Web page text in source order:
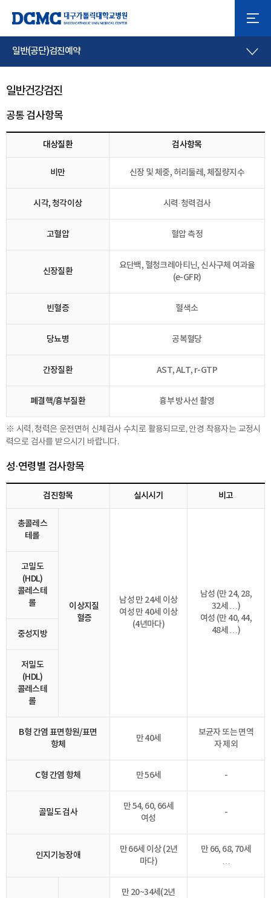
일반(공단)검진예약
일반건강검진
공통 검사항목
대상질환 검사항목
비만 신장 및 체중, 허리둘레, 체질량지수
시각, 청각이상 시력·청력검사
고혈압 혈압 측정
신장질환
요단백, 혈청크레아티닌, 신사구체 여과율
(e-GFR)
빈혈증 혈색소
당뇨병 공복혈당
간장질환 AST, ALT, r-GTP
폐결핵/흉부질환 흉부 방사선 촬영
※ 시력, 청력은 운전면허 신체검사 수치로 활용되므로, 안경 착용자는 교정시
력으로 검사를 받으시기 바랍니다.
성·연령별 검사항목
검진항목 실시시기 비고
총콜레스
테롤
이상지질
혈증
남성 만 24세 이상
여성 만 40세 이상
(4년마다)
남성 (만 24, 28,
32세 …)
여성 (만 40, 44,
48세 …)
고밀도
(HDL)
콜레스테
롤
중성지방
저밀도
(HDL)
콜레스테
롤
B형 간염 표면항원/표면
항체
만 40세
보균자 또는 면역
자 제외
C형 간염 항체 만 56세 -
골밀도 검사
만 54, 60, 66세
여성
-
인지기능장애
만 66세 이상 (2년
마다)
만 66, 68, 70세
…
만 20~34세(2년